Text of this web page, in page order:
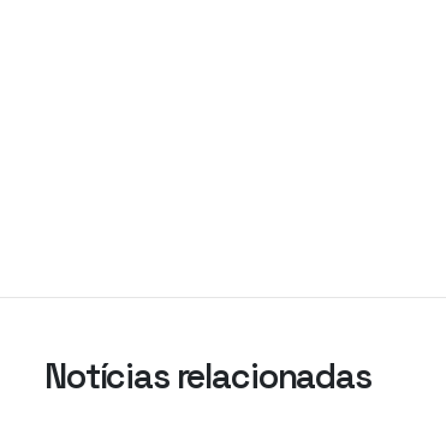
Notícias relacionadas